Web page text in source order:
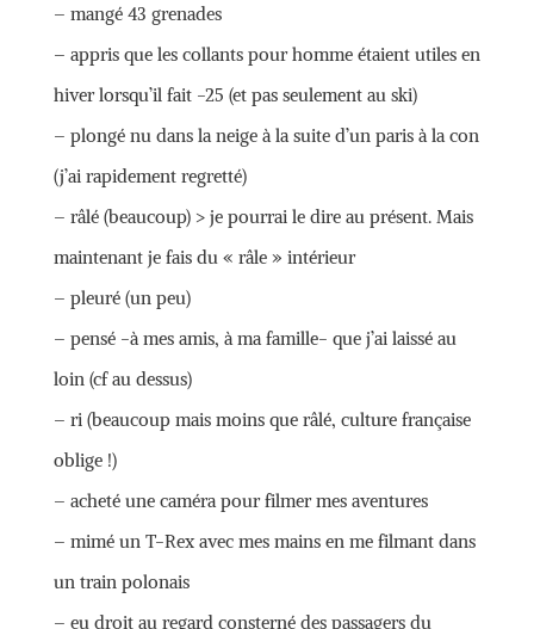
– mangé 43 grenades
– appris que les collants pour homme étaient utiles en
hiver lorsqu’il fait -25 (et pas seulement au ski)
– plongé nu dans la neige à la suite d’un paris à la con
(j’ai rapidement regretté)
– râlé (beaucoup) > je pourrai le dire au présent. Mais
maintenant je fais du « râle » intérieur
– pleuré (un peu)
– pensé -à mes amis, à ma famille- que j’ai laissé au
loin (cf au dessus)
– ri (beaucoup mais moins que râlé, culture française
oblige !)
– acheté une caméra pour filmer mes aventures
– mimé un T-Rex avec mes mains en me filmant dans
un train polonais
– eu droit au regard consterné des passagers du